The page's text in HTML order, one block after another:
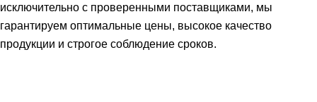
исключительно с проверенными поставщиками, мы
гарантируем оптимальные цены, высокое качество
продукции и строгое соблюдение сроков.